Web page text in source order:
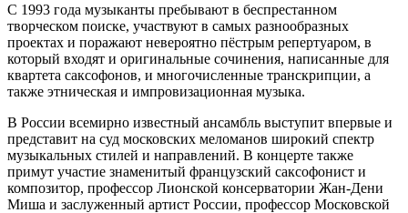
С 1993 года музыканты пребывают в беспрестанном
творческом поиске, участвуют в самых разнообразных
проектах и поражают невероятно пёстрым репертуаром, в
который входят и оригинальные сочинения, написанные для
квартета саксофонов, и многочисленные транскрипции, а
также этническая и импровизационная музыка.
В России всемирно известный ансамбль выступит впервые и
представит на суд московских меломанов широкий спектр
музыкальных стилей и направлений. В концерте также
примут участие знаменитый французский саксофонист и
композитор, профессор Лионской консерватории Жан-Дени
Миша и заслуженный артист России, профессор Московской